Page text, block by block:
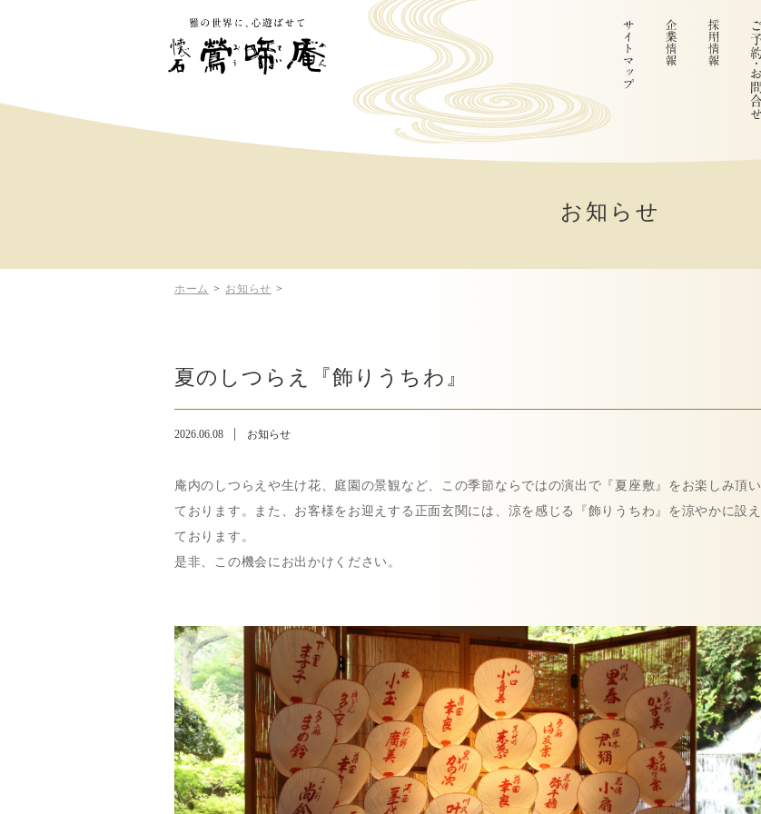
お知らせ
ホーム > お知らせ >
夏のしつらえ『飾りうちわ』
2026.06.08 お知らせ
庵内のしつらえや生け花、庭園の景観など、この季節ならではの演出で『夏座敷』をお楽しみ頂い
ております。また、お客様をお迎えする正面玄関には、涼を感じる『飾りうちわ』を涼やかに設え
ております。
是非、この機会にお出かけください。